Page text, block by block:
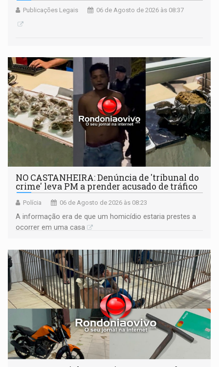
Publicações Legais 06 de Agosto de 2026 às 08:37
NO CASTANHEIRA: ​Denúncia de 'tribunal do
crime' leva PM a prender acusado de tráfico
Polícia 06 de Agosto de 2026 às 08:23
A informação era de que um homicídio estaria prestes a
ocorrer em uma casa